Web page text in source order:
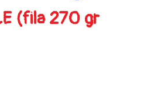
(fila 270 gr